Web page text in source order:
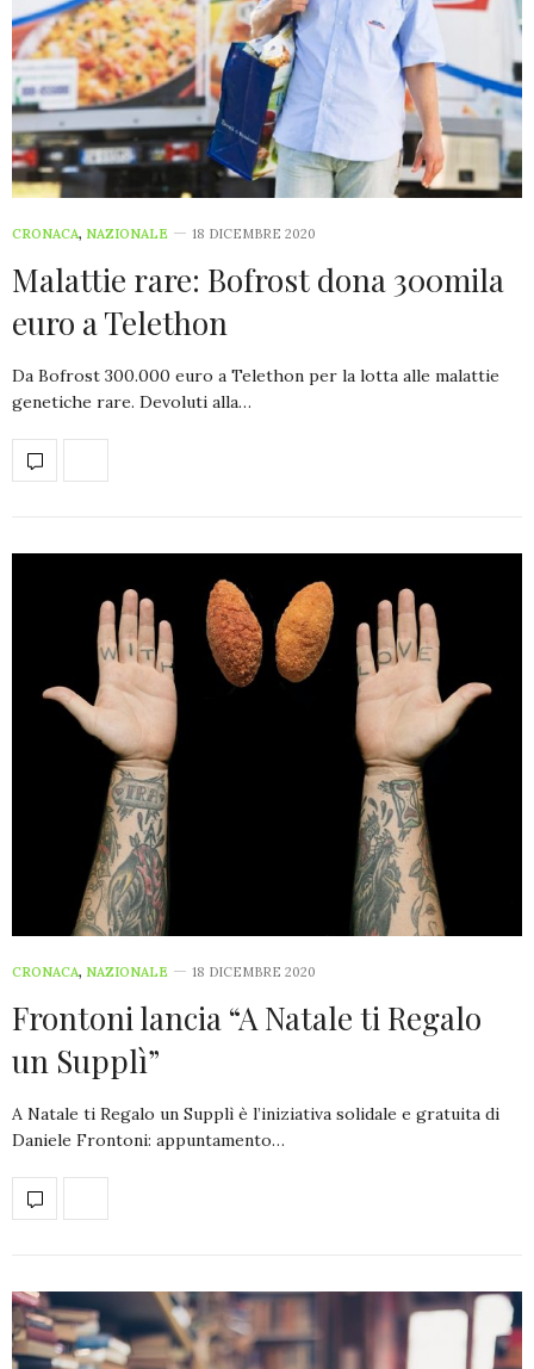
CRONACA, NAZIONALE 18 DICEMBRE 2020
Malattie rare: Bofrost dona 300mila
euro a Telethon
Da Bofrost 300.000 euro a Telethon per la lotta alle malattie
genetiche rare. Devoluti alla…
CRONACA, NAZIONALE 18 DICEMBRE 2020
Frontoni lancia “A Natale ti Regalo
un Supplì”
A Natale ti Regalo un Supplì è l’iniziativa solidale e gratuita di
Daniele Frontoni: appuntamento…